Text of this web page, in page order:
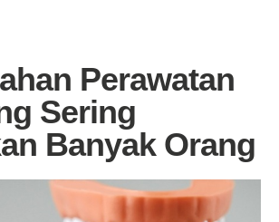
Perawatan
Sering
Banyak Orang